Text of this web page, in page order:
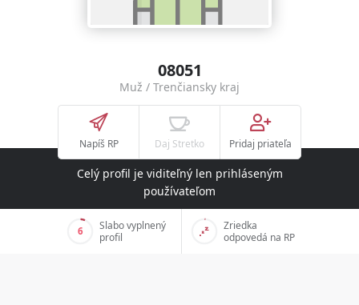
08051
Muž / Trenčiansky kraj
Napíš RP Daj Stretko Pridaj priateľa
Celý profil je viditeľný len prihláseným
používateľom
6
Slabo vyplnený
profil
Zriedka
odpovedá na RP